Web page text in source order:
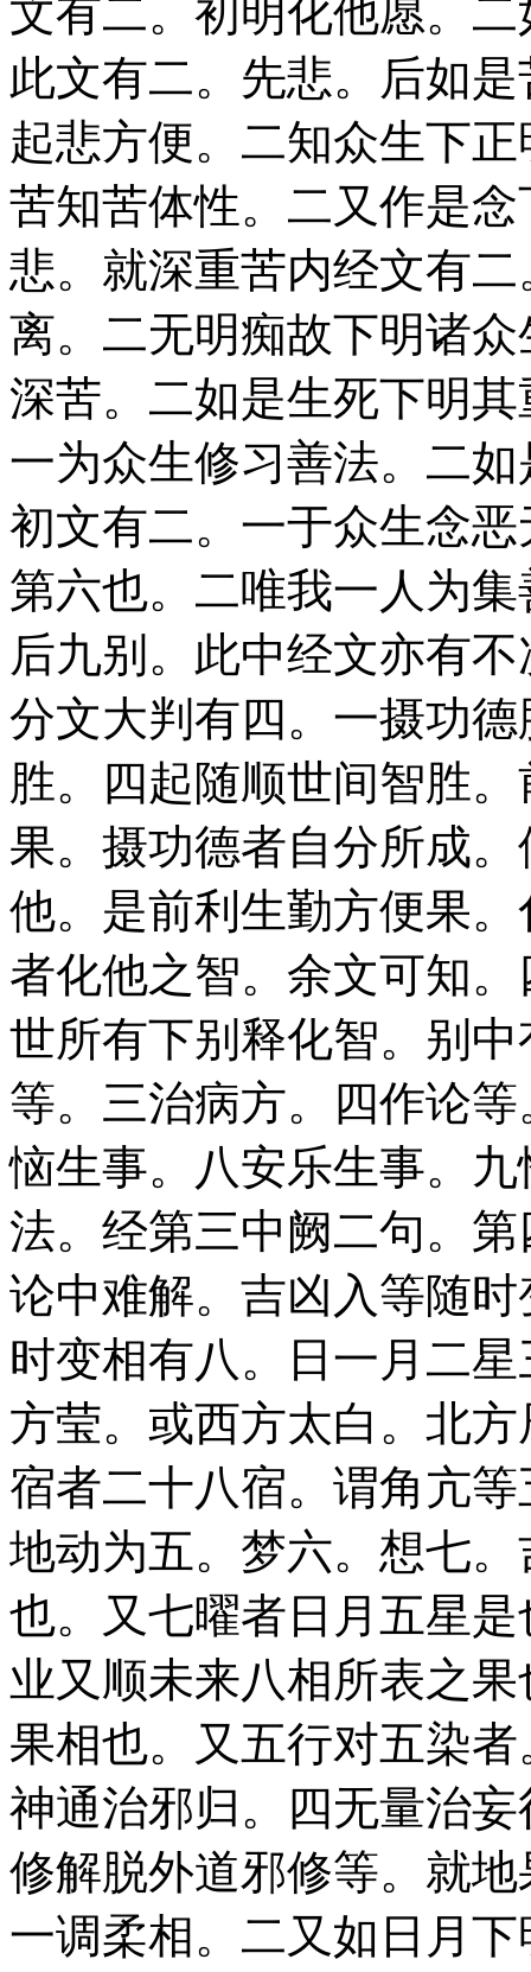
文有二。初明化他愿。
此文有二。先悲。后如
起悲方便。二知众生下
苦知苦体性。二又作是
悲。就深重苦内经文有
离。二无明痴故下明诸
深苦。二如是生死下明
一为众生修习善法。二
初文有二。一于众生念
第六也。二唯我一人为
后九别。此中经文亦有
分文大判有四。一摄功
胜。四起随顺世间智胜
果。摄功德者自分所成
他。是前利生勤方便果
者化他之智。余文可知
世所有下别释化智。别
等。三治病方。四作论
恼生事。八安乐生事。
法。经第三中阙二句。
论中难解。吉凶入等随
时变相有八。日一月二
方莹。或西方太白。北
宿者二十八宿。谓角亢
地动为五。梦六。想七
也。又七曜者日月五星
业又顺未来八相所表之
果相也。又五行对五染
神通治邪归。四无量治
修解脱外道邪修等。就
一调柔相。二又如日月